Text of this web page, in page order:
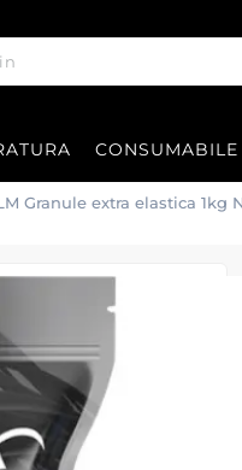
CONSUMABILE
Granule extra elastica 1kg